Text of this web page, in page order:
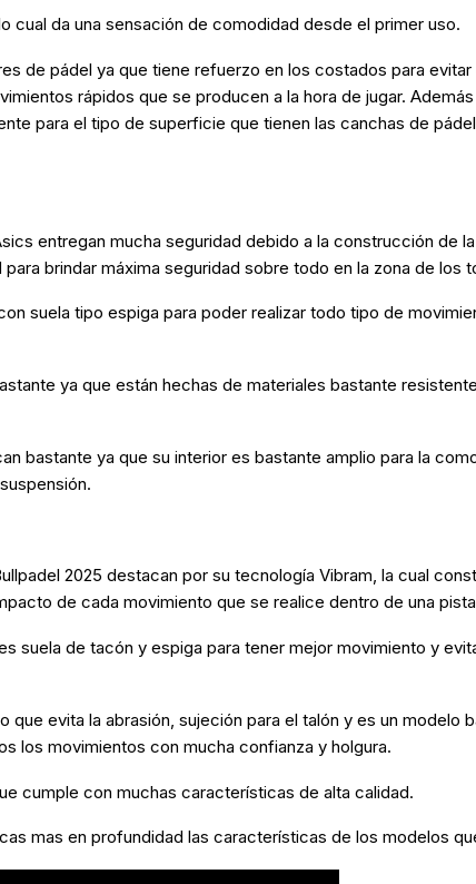
cual da una sensación de comodidad desde el primer uso.
de pádel ya que tiene refuerzo en los costados para evitar
rápidos que se producen a la hora de jugar.
para el tipo de superficie que tienen las canchas de
entregan mucha seguridad debido a la construcción de
brindar máxima seguridad sobre todo en la zona de los
suela tipo espiga para poder realizar todo tipo de
ya que están hechas de materiales bastante
bastante ya que su interior es bastante amplio para la
2025 destacan por su tecnología Vibram, la cual
de cada movimiento que se realice dentro de una
suela de tacón y espiga para tener mejor movimiento y
que evita la abrasión, sujeción para el talón y es un modelo
los movimientos con mucha confianza y holgura.
cumple con muchas características de alta calidad.
mas en profundidad las características de los modelos